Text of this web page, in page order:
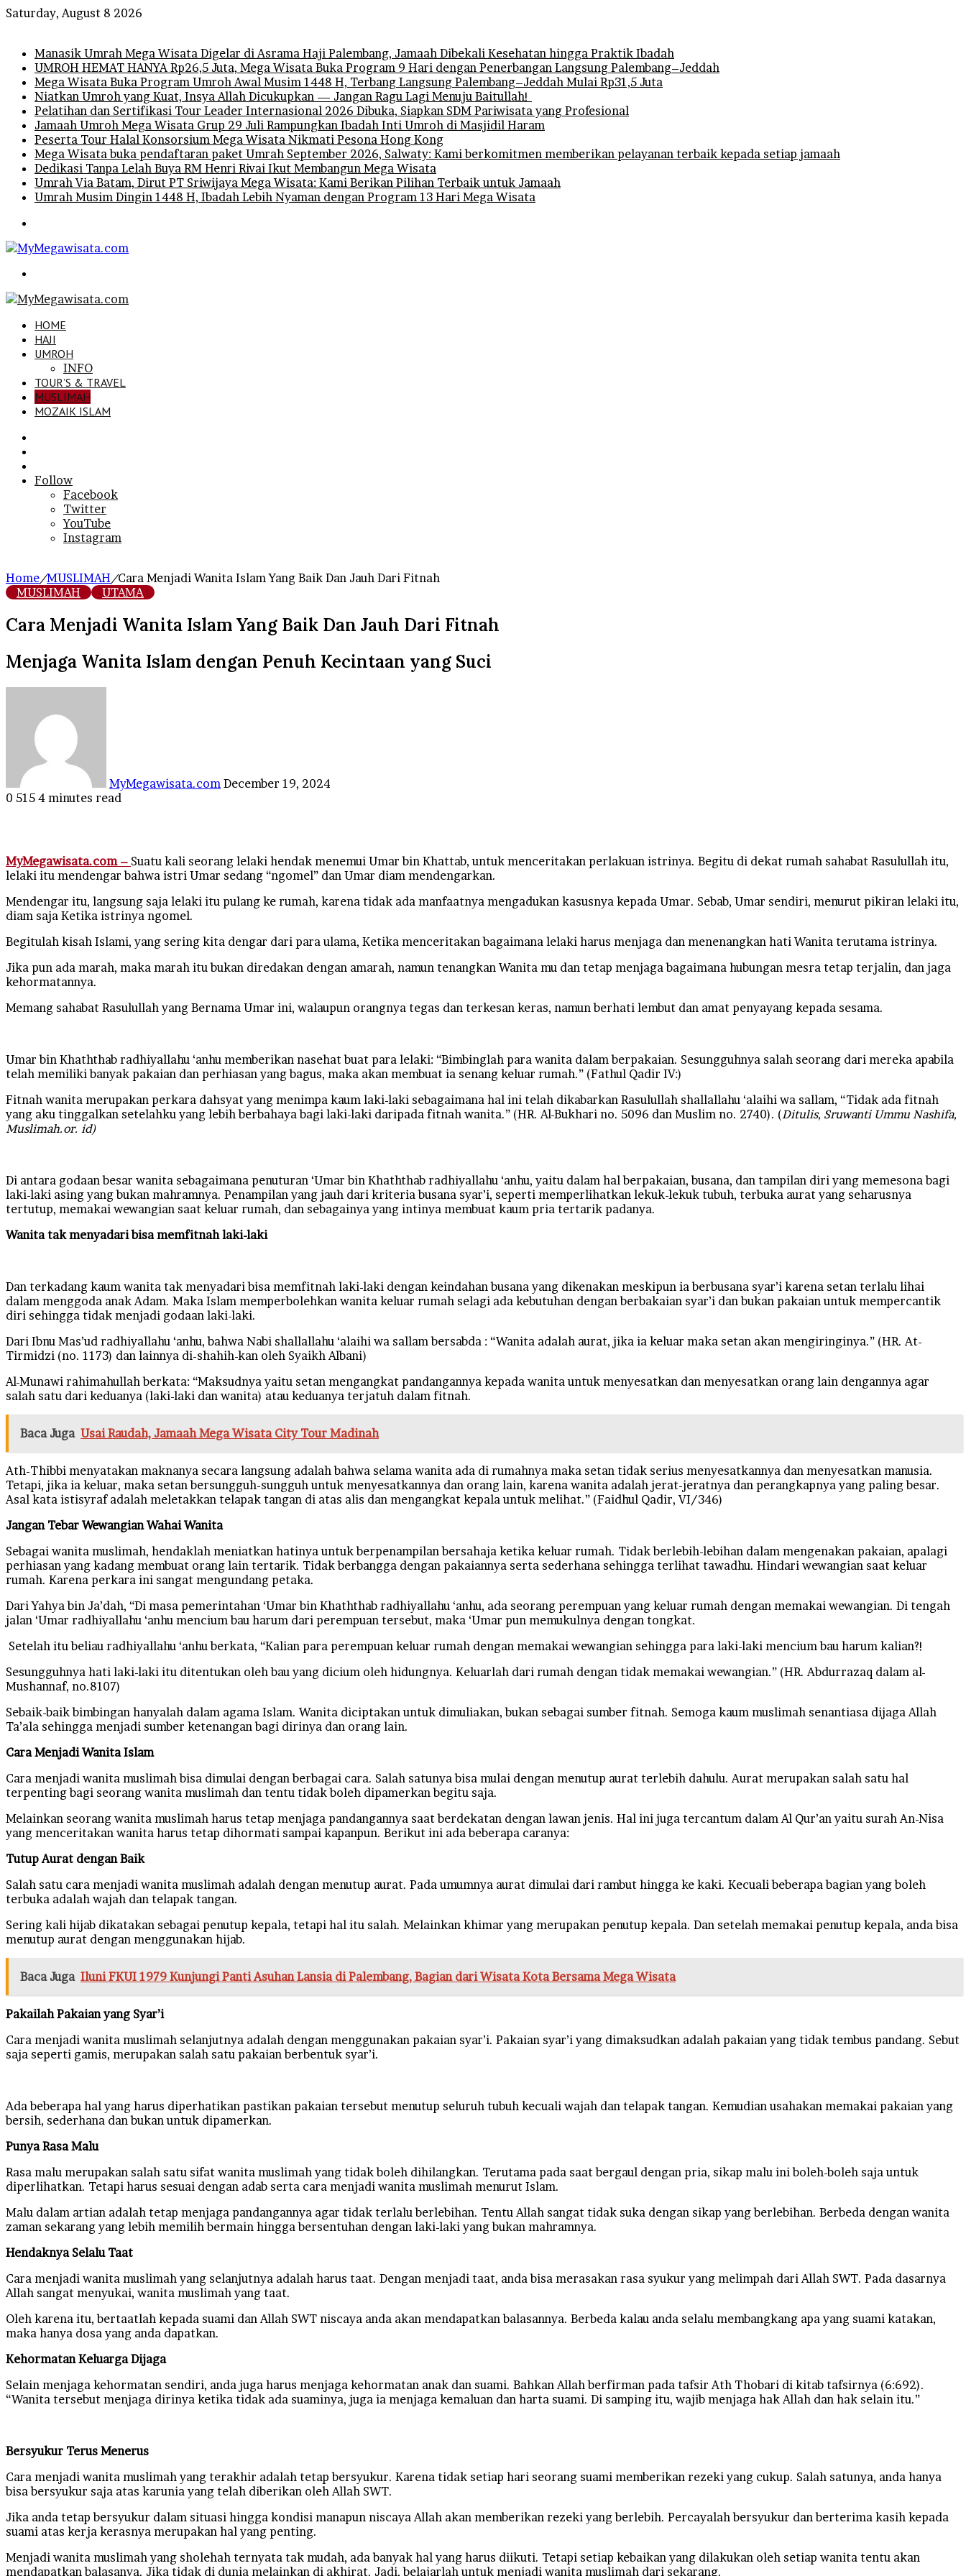
Saturday, August 8 2026
Manasik Umrah Mega Wisata Digelar di Asrama Haji Palembang, Jamaah Dibekali Kesehatan hingga Praktik Ibadah
UMROH HEMAT HANYA Rp26,5 Juta, Mega Wisata Buka Program 9 Hari dengan Penerbangan Langsung Palembang–Jeddah
Mega Wisata Buka Program Umroh Awal Musim 1448 H, Terbang Langsung Palembang–Jeddah Mulai Rp31,5 Juta
Niatkan Umroh yang Kuat, Insya Allah Dicukupkan — Jangan Ragu Lagi Menuju Baitullah!
Pelatihan dan Sertifikasi Tour Leader Internasional 2026 Dibuka, Siapkan SDM Pariwisata yang Profesional
Jamaah Umroh Mega Wisata Grup 29 Juli Rampungkan Ibadah Inti Umroh di Masjidil Haram
Peserta Tour Halal Konsorsium Mega Wisata Nikmati Pesona Hong Kong
Mega Wisata buka pendaftaran paket Umrah September 2026, Salwaty: Kami berkomitmen memberikan pelayanan terbaik kepada setiap jamaah
Dedikasi Tanpa Lelah Buya RM Henri Rivai Ikut Membangun Mega Wisata
Umrah Via Batam, Dirut PT Sriwijaya Mega Wisata: Kami Berikan Pilihan Terbaik untuk Jamaah
Umrah Musim Dingin 1448 H, Ibadah Lebih Nyaman dengan Program 13 Hari Mega Wisata
HOME
HAJI
UMROH
INFO
TOUR’S & TRAVEL
MUSLIMAH
MOZAIK ISLAM
In
Follow
Facebook
Twitter
YouTube
Instagram
Home/MUSLIMAH/Cara Menjadi Wanita Islam Yang Baik Dan Jauh Dari Fitnah
MUSLIMAH
UTAMA
Cara Menjadi Wanita Islam Yang Baik Dan Jauh Dari Fitnah
Menjaga Wanita Islam dengan Penuh Kecintaan yang Suci
MyMegawisata.com December 19, 2024
0 515 4 minutes read
MyMegawisata.com – Suatu kali seorang lelaki hendak menemui Umar bin Khattab, untuk menceritakan perlakuan istrinya. Begitu di dekat rumah sahabat Rasulullah itu,
lelaki itu mendengar bahwa istri Umar sedang “ngomel” dan Umar diam mendengarkan.
Mendengar itu, langsung saja lelaki itu pulang ke rumah, karena tidak ada manfaatnya mengadukan kasusnya kepada Umar. Sebab, Umar sendiri, menurut pikiran lelaki itu,
diam saja Ketika istrinya ngomel.
Begitulah kisah Islami, yang sering kita dengar dari para ulama, Ketika menceritakan bagaimana lelaki harus menjaga dan menenangkan hati Wanita terutama istrinya.
Jika pun ada marah, maka marah itu bukan diredakan dengan amarah, namun tenangkan Wanita mu dan tetap menjaga bagaimana hubungan mesra tetap terjalin, dan jaga
kehormatannya.
Memang sahabat Rasulullah yang Bernama Umar ini, walaupun orangnya tegas dan terkesan keras, namun berhati lembut dan amat penyayang kepada sesama.
Umar bin Khaththab radhiyallahu ‘anhu memberikan nasehat buat para lelaki: “Bimbinglah para wanita dalam berpakaian. Sesungguhnya salah seorang dari mereka apabila
telah memiliki banyak pakaian dan perhiasan yang bagus, maka akan membuat ia senang keluar rumah.” (Fathul Qadir IV:)
Fitnah wanita merupakan perkara dahsyat yang menimpa kaum laki-laki sebagaimana hal ini telah dikabarkan Rasulullah shallallahu ‘alaihi wa sallam, “Tidak ada fitnah
yang aku tinggalkan setelahku yang lebih berbahaya bagi laki-laki daripada fitnah wanita.” (HR. Al-Bukhari no. 5096 dan Muslim no. 2740). (Ditulis, Sruwanti Ummu Nashifa,
Muslimah.or. id)
Di antara godaan besar wanita sebagaimana penuturan ‘Umar bin Khaththab radhiyallahu ‘anhu, yaitu dalam hal berpakaian, busana, dan tampilan diri yang memesona bagi
laki-laki asing yang bukan mahramnya. Penampilan yang jauh dari kriteria busana syar’i, seperti memperlihatkan lekuk-lekuk tubuh, terbuka aurat yang seharusnya
tertutup, memakai wewangian saat keluar rumah, dan sebagainya yang intinya membuat kaum pria tertarik padanya.
Wanita tak menyadari bisa memfitnah laki-laki
Dan terkadang kaum wanita tak menyadari bisa memfitnah laki-laki dengan keindahan busana yang dikenakan meskipun ia berbusana syar’i karena setan terlalu lihai
dalam menggoda anak Adam. Maka Islam memperbolehkan wanita keluar rumah selagi ada kebutuhan dengan berbakaian syar’i dan bukan pakaian untuk mempercantik
diri sehingga tidak menjadi godaan laki-laki.
Dari Ibnu Mas’ud radhiyallahu ‘anhu, bahwa Nabi shallallahu ‘alaihi wa sallam bersabda : “Wanita adalah aurat, jika ia keluar maka setan akan mengiringinya.” (HR. At-
Tirmidzi (no. 1173) dan lainnya di-shahih-kan oleh Syaikh Albani)
Al-Munawi rahimahullah berkata: “Maksudnya yaitu setan mengangkat pandangannya kepada wanita untuk menyesatkan dan menyesatkan orang lain dengannya agar
salah satu dari keduanya (laki-laki dan wanita) atau keduanya terjatuh dalam fitnah.
Baca Juga Usai Raudah, Jamaah Mega Wisata City Tour Madinah
Ath-Thibbi menyatakan maknanya secara langsung adalah bahwa selama wanita ada di rumahnya maka setan tidak serius menyesatkannya dan menyesatkan manusia.
Tetapi, jika ia keluar, maka setan bersungguh-sungguh untuk menyesatkannya dan orang lain, karena wanita adalah jerat-jeratnya dan perangkapnya yang paling besar.
Asal kata istisyraf adalah meletakkan telapak tangan di atas alis dan mengangkat kepala untuk melihat.” (Faidhul Qadir, VI/346)
Jangan Tebar Wewangian Wahai Wanita
Sebagai wanita muslimah, hendaklah meniatkan hatinya untuk berpenampilan bersahaja ketika keluar rumah. Tidak berlebih-lebihan dalam mengenakan pakaian, apalagi
perhiasan yang kadang membuat orang lain tertarik. Tidak berbangga dengan pakaiannya serta sederhana sehingga terlihat tawadhu. Hindari wewangian saat keluar
rumah. Karena perkara ini sangat mengundang petaka.
Dari Yahya bin Ja’dah, “Di masa pemerintahan ‘Umar bin Khaththab radhiyallahu ‘anhu, ada seorang perempuan yang keluar rumah dengan memakai wewangian. Di tengah
jalan ‘Umar radhiyallahu ‘anhu mencium bau harum dari perempuan tersebut, maka ‘Umar pun memukulnya dengan tongkat.
Setelah itu beliau radhiyallahu ‘anhu berkata, “Kalian para perempuan keluar rumah dengan memakai wewangian sehingga para laki-laki mencium bau harum kalian?!
Sesungguhnya hati laki-laki itu ditentukan oleh bau yang dicium oleh hidungnya. Keluarlah dari rumah dengan tidak memakai wewangian.” (HR. Abdurrazaq dalam al-
Mushannaf, no.8107)
Sebaik-baik bimbingan hanyalah dalam agama Islam. Wanita diciptakan untuk dimuliakan, bukan sebagai sumber fitnah. Semoga kaum muslimah senantiasa dijaga Allah
Ta’ala sehingga menjadi sumber ketenangan bagi dirinya dan orang lain.
Cara Menjadi Wanita Islam
Cara menjadi wanita muslimah bisa dimulai dengan berbagai cara. Salah satunya bisa mulai dengan menutup aurat terlebih dahulu. Aurat merupakan salah satu hal
terpenting bagi seorang wanita muslimah dan tentu tidak boleh dipamerkan begitu saja.
Melainkan seorang wanita muslimah harus tetap menjaga pandangannya saat berdekatan dengan lawan jenis. Hal ini juga tercantum dalam Al Qur’an yaitu surah An-Nisa
yang menceritakan wanita harus tetap dihormati sampai kapanpun. Berikut ini ada beberapa caranya:
Tutup Aurat dengan Baik
Salah satu cara menjadi wanita muslimah adalah dengan menutup aurat. Pada umumnya aurat dimulai dari rambut hingga ke kaki. Kecuali beberapa bagian yang boleh
terbuka adalah wajah dan telapak tangan.
Sering kali hijab dikatakan sebagai penutup kepala, tetapi hal itu salah. Melainkan khimar yang merupakan penutup kepala. Dan setelah memakai penutup kepala, anda bisa
menutup aurat dengan menggunakan hijab.
Baca Juga Iluni FKUI 1979 Kunjungi Panti Asuhan Lansia di Palembang, Bagian dari Wisata Kota Bersama Mega Wisata
Pakailah Pakaian yang Syar’i
Cara menjadi wanita muslimah selanjutnya adalah dengan menggunakan pakaian syar’i. Pakaian syar’i yang dimaksudkan adalah pakaian yang tidak tembus pandang. Sebut
saja seperti gamis, merupakan salah satu pakaian berbentuk syar’i.
Ada beberapa hal yang harus diperhatikan pastikan pakaian tersebut menutup seluruh tubuh kecuali wajah dan telapak tangan. Kemudian usahakan memakai pakaian yang
bersih, sederhana dan bukan untuk dipamerkan.
Punya Rasa Malu
Rasa malu merupakan salah satu sifat wanita muslimah yang tidak boleh dihilangkan. Terutama pada saat bergaul dengan pria, sikap malu ini boleh-boleh saja untuk
diperlihatkan. Tetapi harus sesuai dengan adab serta cara menjadi wanita muslimah menurut Islam.
Malu dalam artian adalah tetap menjaga pandangannya agar tidak terlalu berlebihan. Tentu Allah sangat tidak suka dengan sikap yang berlebihan. Berbeda dengan wanita
zaman sekarang yang lebih memilih bermain hingga bersentuhan dengan laki-laki yang bukan mahramnya.
Hendaknya Selalu Taat
Cara menjadi wanita muslimah yang selanjutnya adalah harus taat. Dengan menjadi taat, anda bisa merasakan rasa syukur yang melimpah dari Allah SWT. Pada dasarnya
Allah sangat menyukai, wanita muslimah yang taat.
Oleh karena itu, bertaatlah kepada suami dan Allah SWT niscaya anda akan mendapatkan balasannya. Berbeda kalau anda selalu membangkang apa yang suami katakan,
maka hanya dosa yang anda dapatkan.
Kehormatan Keluarga Dijaga
Selain menjaga kehormatan sendiri, anda juga harus menjaga kehormatan anak dan suami. Bahkan Allah berfirman pada tafsir Ath Thobari di kitab tafsirnya (6:692).
“Wanita tersebut menjaga dirinya ketika tidak ada suaminya, juga ia menjaga kemaluan dan harta suami. Di samping itu, wajib menjaga hak Allah dan hak selain itu.”
Bersyukur Terus Menerus
Cara menjadi wanita muslimah yang terakhir adalah tetap bersyukur. Karena tidak setiap hari seorang suami memberikan rezeki yang cukup. Salah satunya, anda hanya
bisa bersyukur saja atas karunia yang telah diberikan oleh Allah SWT.
Jika anda tetap bersyukur dalam situasi hingga kondisi manapun niscaya Allah akan memberikan rezeki yang berlebih. Percayalah bersyukur dan berterima kasih kepada
suami atas kerja kerasnya merupakan hal yang penting.
Menjadi wanita muslimah yang sholehah ternyata tak mudah, ada banyak hal yang harus diikuti. Tetapi setiap kebaikan yang dilakukan oleh setiap wanita tentu akan
mendapatkan balasanya. Jika tidak di dunia melainkan di akhirat. Jadi, belajarlah untuk menjadi wanita muslimah dari sekarang.